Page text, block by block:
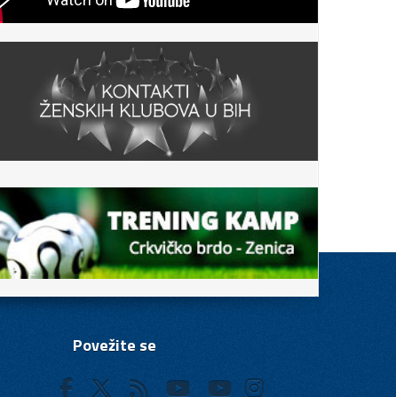
Povežite se